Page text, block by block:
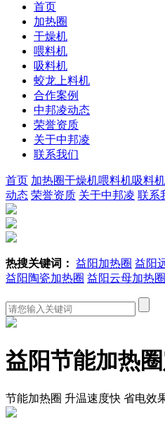
首页
加热圈
干燥机
喂料机
吸料机
蛟龙上料机
合作案例
中邦凌动态
荣誉资质
关于中邦凌
联系我们
首页 加热圈干燥机喂料机吸料机
动态 荣誉资质 关于中邦凌 联系
热搜关键词： 益阳加热圈 益阳
益阳陶瓷加热圈 益阳云母加热圈
益阳节能加热
节能加热圈 升温速度快 省电效